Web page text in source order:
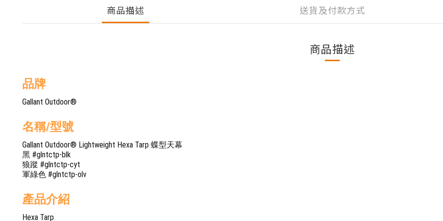
商品描述 送貨及付款方式
商品描述
品牌
Gallant Outdoor®️
名稱/型號
Gallant Outdoor®️ Lightweight Hexa Tarp 蝶型天幕
黑 #glntctp-blk
狼蹤 #glntctp-cyt
軍綠色 #glntctp-olv
產品介紹
Hexa Tarp